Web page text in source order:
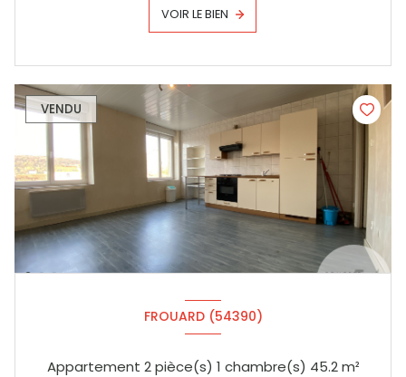
VOIR LE BIEN
VENDU
FROUARD (54390)
Appartement 2 pièce(s) 1 chambre(s) 45.2 m²